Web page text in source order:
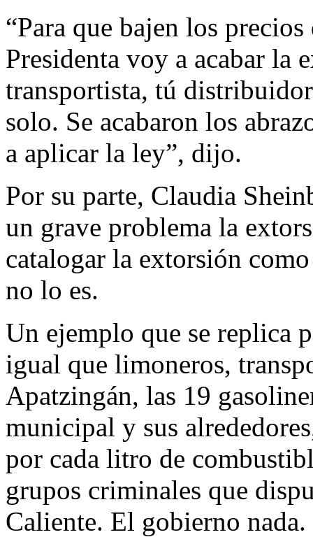
“Para que bajen los
Presidenta voy a acabar la
transportista, tú
solo. Se acabaron los
a aplicar la ley”, dijo.
Por su parte, Claudia
un grave problema la
catalogar la extorsión
no lo es.
Un ejemplo que se replica
igual que limoneros,
Apatzingán, las 19
municipal y sus
por cada litro de
grupos criminales que
Caliente. El gobierno nada.